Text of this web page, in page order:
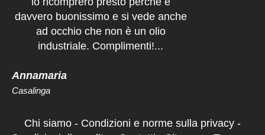
ad occhio che non è un olio
industriale. Complimenti!...
Annamaria
Chi siamo - Condizioni e norme sulla privacy -